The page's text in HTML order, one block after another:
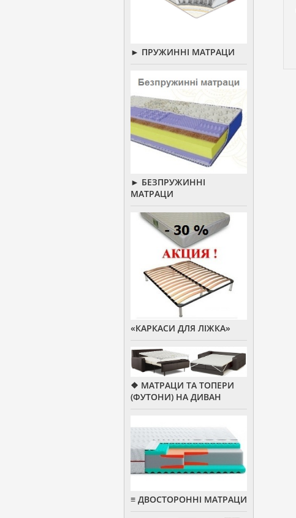
► ПРУЖИННІ МАТРАЦИ
► БЕЗПРУЖИННІ
МАТРАЦИ
«КАРКАСИ ДЛЯ ЛІЖКА»
❖ МАТРАЦИ ТА ТОПЕРИ
(ФУТОНИ) НА ДИВАН
≡ ДВОСТОРОННІ МАТРАЦИ